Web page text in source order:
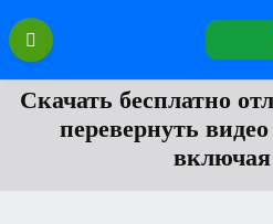
Перейти
содержанию
Скачать бесплатно
перевернуть